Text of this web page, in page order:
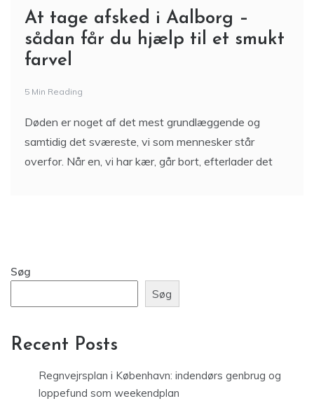
At tage afsked i Aalborg –
sådan får du hjælp til et smukt
farvel
5 Min Reading
Døden er noget af det mest grundlæggende og
samtidig det sværeste, vi som mennesker står
overfor. Når en, vi har kær, går bort, efterlader det
Søg
Søg
Recent Posts
Regnvejrsplan i København: indendørs genbrug og
loppefund som weekendplan